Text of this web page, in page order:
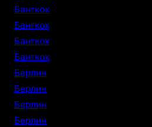
Бангкок
Бангкок
Бангкок
Бангкок
Берлин
Берлин
Берлин
Берлин